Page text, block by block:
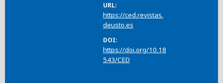
URL
https://ced.revistas.
deusto.es
DOI
https://doi.org/10.18
543/CED